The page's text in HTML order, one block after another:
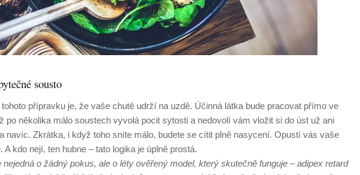
sousto
přípravku je, že vaše chutě udrží na uzdě. Účinná látka bude pracovat přímo ve
po několika málo soustech vyvolá pocit sytosti a nedovolí vám vložit si do úst už ani
navíc. Zkrátka, i když toho sníte málo, budete se cítit plně nasycení. Opustí vás vaše
kdo nejí, ten hubne – tato logika je úplně prostá.
nejedná o žádný pokus, ale o léty ověřený model, který skutečně funguje – adipex retard